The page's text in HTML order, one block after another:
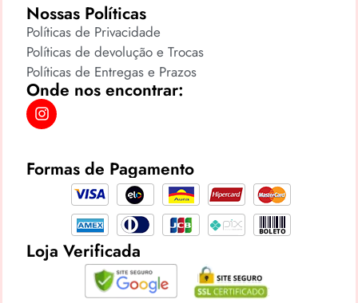
Nossas Políticas
Políticas de Privacidade
Políticas de devolução e Trocas
Políticas de Entregas e Prazos
Onde nos encontrar:
Formas de Pagamento
Loja Verificada